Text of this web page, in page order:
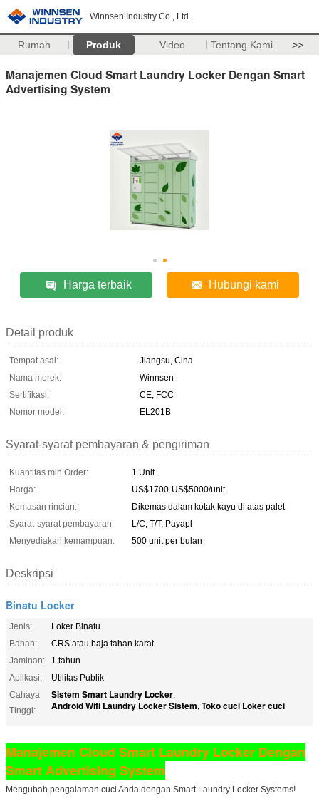
Winnsen Industry Co., Ltd.
Rumah Produk Video Tentang Kami >>
Manajemen Cloud Smart Laundry Locker Dengan Smart
Advertising System
Harga terbaik Hubungi kami
Detail produk
Tempat asal:
Jiangsu, Cina
Nama merek:
Winnsen
Sertifikasi:
CE, FCC
Nomor model:
EL201B
Syarat-syarat pembayaran & pengiriman
Kuantitas min Order:
1 Unit
Harga:
US$1700-US$5000/unit
Kemasan rincian:
Dikemas dalam kotak kayu di atas palet
Syarat-syarat pembayaran:
L/C, T/T, Payapl
Menyediakan kemampuan:
500 unit per bulan
Deskripsi
Binatu Locker
Jenis:
Loker Binatu
Bahan:
CRS atau baja tahan karat
Jaminan:
1 tahun
Aplikasi:
Utilitas Publik
Cahaya
Tinggi:
Sistem Smart Laundry Locker,
Android Wifi Laundry Locker Sistem, Toko cuci Loker cuci
Manajemen Cloud Smart Laundry Locker Dengan
Smart Advertising System
Mengubah pengalaman cuci Anda dengan Smart Laundry Locker Systems!